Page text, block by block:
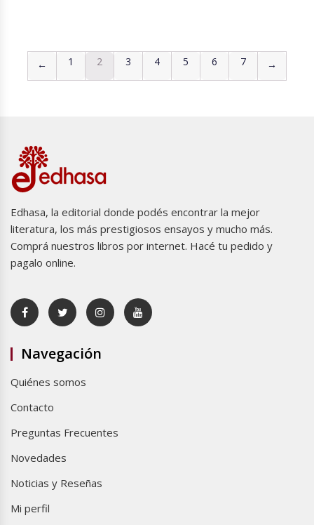
← 1 2 3 4 5 6 7 →
Edhasa, la editorial donde podés encontrar la mejor
literatura, los más prestigiosos ensayos y mucho más.
Comprá nuestros libros por internet. Hacé tu pedido y
pagalo online.
Navegación
Quiénes somos
Contacto
Preguntas Frecuentes
Novedades
Noticias y Reseñas
Mi perfil